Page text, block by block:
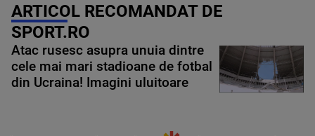
ARTICOL RECOMANDAT DE
SPORT.RO
Atac rusesc asupra unuia dintre
cele mai mari stadioane de fotbal
din Ucraina! Imagini uluitoare